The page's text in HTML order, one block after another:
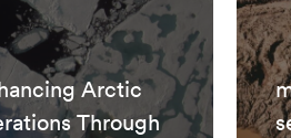
Arctic
Through